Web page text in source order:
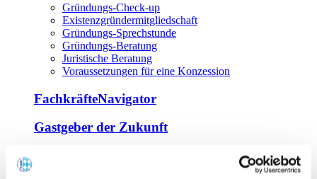
Gründungs-Check-up
Existenzgründermitgliedschaft
Gründungs-Sprechstunde
Gründungs-Beratung
Juristische Beratung
Voraussetzungen für eine Konzession
FachkräfteNavigator
Gastgeber der Zukunft